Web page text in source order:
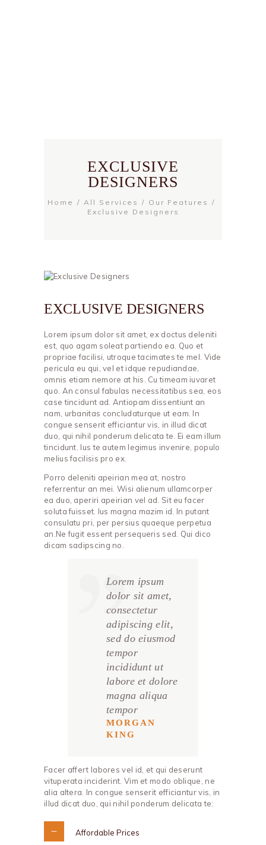
EXCLUSIVE
DESIGNERS
Home All Services
Our Features
Exclusive Designers
EXCLUSIVE DESIGNERS
Lorem ipsum dolor sit amet, ex doctus deleniti
est, quo agam soleat partiendo ea. Quo et
propriae facilisi, utroque tacimates te mel. Vide
pericula eu qui, vel et idque repudiandae,
omnis etiam nemore at his. Cu timeam iuvaret
quo. An consul fabulas necessitatibus sea, eos
case tincidunt ad. Antiopam dissentiunt an
nam, urbanitas concludaturque ut eam. In
congue senserit efficiantur vis, in illud dicat
duo, qui nihil ponderum delicata te. Ei eam illum
tincidunt. Ius te autem legimus invenire, populo
melius facilisis pro ex.
Porro deleniti apeirian mea at, nostro
referrentur an mei. Wisi alienum ullamcorper
ea duo, aperiri apeirian vel ad. Sit eu facer
soluta fuisset. Ius magna mazim id. In putant
consulatu pri, per persius quaeque perpetua
an.Ne fugit essent persequeris sed. Qui dico
dicam sadipscing no.
Lorem ipsum
dolor sit amet,
consectetur
adipiscing elit,
sed do eiusmod
tempor
incididunt ut
labore et dolore
magna aliqua
tempor
MORGAN
KING
Facer affert labores vel id, et qui deserunt
vituperata inciderint. Vim et modo oblique, ne
alia altera. In congue senserit efficiantur vis, in
illud dicat duo, qui nihil ponderum delicata te:
Affordable Prices